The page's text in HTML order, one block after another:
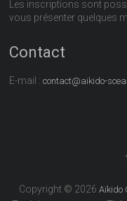
Les inscriptions sont
vous présenter quelques
Contact
E-mail :contact@aikido-
Copyright © 2026Aïkido